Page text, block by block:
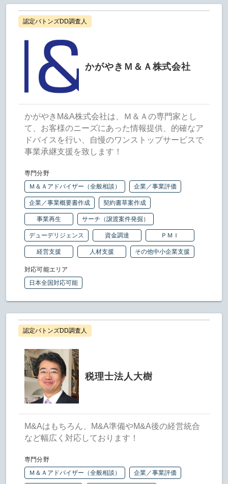
認定バトンズDD調査人
かがやきＭ＆Ａ株式会社
かがやきM&A株式会社は、Ｍ＆Ａの専門家とし
て、お客様のニーズにあった情報提供、的確なア
ドバイスを行い、自慢のワンストップサービスで
事業承継支援を致します！
専門分野
Ｍ＆Ａアドバイザー（全般相談）
企業／事業評価
企業／事業概要書作成 契約書草案作成
事業再生 サーチ（譲渡案件発掘）
デューデリジェンス 資金調達 ＰＭＩ
経営支援 人材支援 その他中小企業支援
対応可能エリア
日本全国対応可能
認定バトンズDD調査人
税理士法人大樹
M&Aはもちろん、M&A準備やM&A後の経営統合
など幅広く対応しております！
専門分野
Ｍ＆Ａアドバイザー（全般相談）
企業／事業評価